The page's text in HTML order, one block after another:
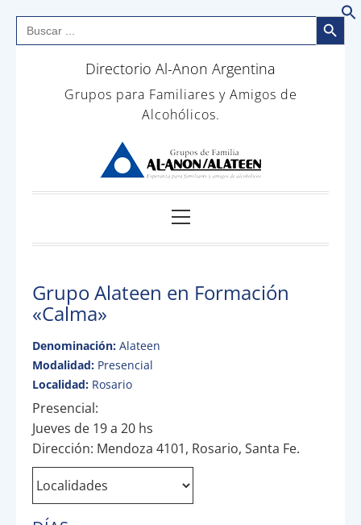
Buscar: Botón de
contenido
Directorio Al-Anon Argentina
Grupos para Familiares y Amigos de
Alcohólicos.
principal
Grupo Alateen en Formación
«Calma»
Denominación: Alateen
Modalidad: Presencial
Localidad: Rosario
Presencial:
Jueves de 19 a 20 hs
Dirección: Mendoza 4101, Rosario, Santa Fe.